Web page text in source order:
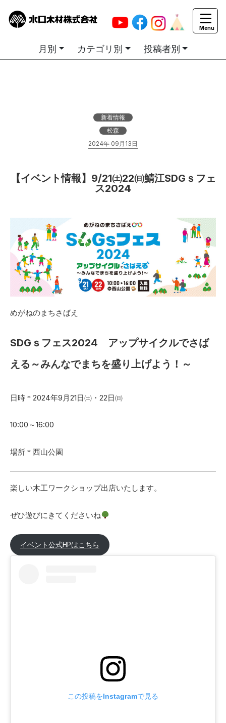
カテゴリ別お知らせ一覧
月別 カテゴリ別 投稿者別
新着情報
松森
2024年 09月13日
【イベント情報】9/21㈯22㈰鯖江SDGｓフェ
ス2024
めがねのまちさばえ
SDGｓフェス2024 アップサイクルでさば
える～みんなでまちを盛り上げよう！～
日時＊2024年9月21日㈯・22日㈰
10:00～16:00
場所＊西山公園
楽しい木工ワークショップ出店いたします。
ぜひ遊びにきてくださいね
イベント公式HPはこちら
この投稿をInstagramで見る